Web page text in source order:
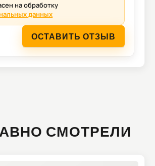
на обработку
данных
ОСТАВИТЬ ОТЗЫВ
СМОТРЕЛИ